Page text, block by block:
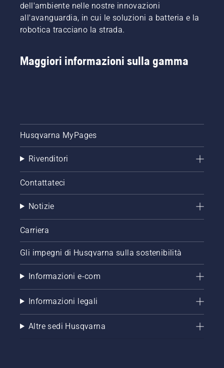
dell'ambiente nelle nostre innovazioni
all'avanguardia, in cui le soluzioni a batteria e la
robotica tracciano la strada.
Maggiori informazioni sulla gamma
Husqvarna MyPages
Rivenditori
Contattateci
Notizie
Carriera
Gli impegni di Husqvarna sulla sostenibilità
Informazioni e-com
Informazioni legali
Altre sedi Husqvarna